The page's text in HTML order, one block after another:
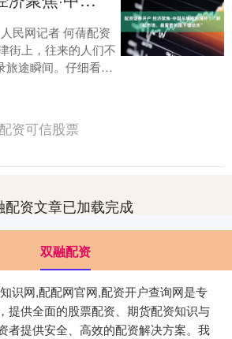
民网记者 何蒨配资
街上，往来的人们不
旅途瞬间。仔细看，
品牌智能手机。
配资可信股票
配资文章已加载完成
双融配资
识网,配配网官网,配资开户查询网是专
提供全面的股票配资、期货配资知识与
者提供安全、高效的配资解决方案。我